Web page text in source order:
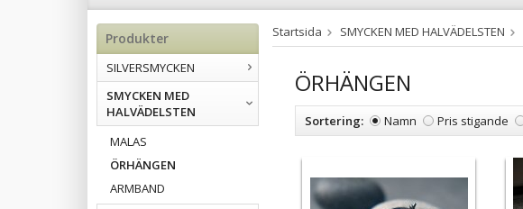
Produkter
SILVERSMYCKEN
SMYCKEN MED
HALVÄDELSTEN
MALAS
ÖRHÄNGEN
ARMBAND
Startsida SMYCKEN MED HALVÄDELSTEN
ÖRHÄNGEN
Sortering: Namn Pris stigande